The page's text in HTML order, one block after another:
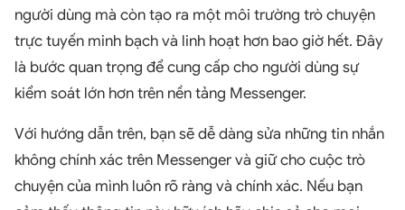
người dùng mà còn tạo ra một môi trường trò chuyện
trực tuyến minh bạch và linh hoạt hơn bao giờ hết. Đây
là bước quan trọng để cung cấp cho người dùng sự
kiểm soát lớn hơn trên nền tảng Messenger.
Với hướng dẫn trên, bạn sẽ dễ dàng sửa những tin nhắn
không chính xác trên Messenger và giữ cho cuộc trò
chuyện của mình luôn rõ ràng và chính xác. Nếu bạn